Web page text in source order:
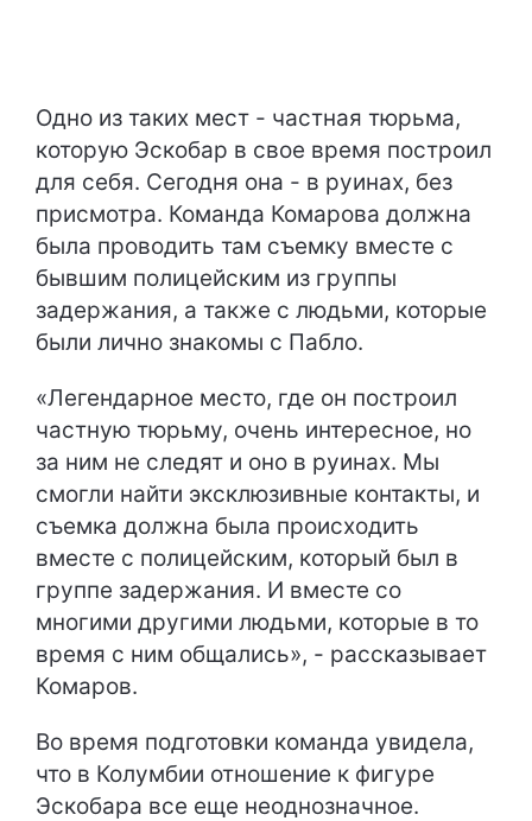
Одно из таких мест - частная тюрьма,
которую Эскобар в свое время построил
для себя. Сегодня она - в руинах, без
присмотра. Команда Комарова должна
была проводить там съемку вместе с
бывшим полицейским из группы
задержания, а также с людьми, которые
были лично знакомы с Пабло.
«Легендарное место, где он построил
частную тюрьму, очень интересное, но
за ним не следят и оно в руинах. Мы
смогли найти эксклюзивные контакты, и
съемка должна была происходить
вместе с полицейским, который был в
группе задержания. И вместе со
многими другими людьми, которые в то
время с ним общались», - рассказывает
Комаров.
Во время подготовки команда увидела,
что в Колумбии отношение к фигуре
Эскобара все еще неоднозначное.